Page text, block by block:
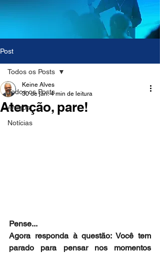
Post
Todos os Posts
Artigos
Notícias
Todos os Posts
Atenção, pare!
Keine Alves
30 de jan. 4 min de leitura
Pense...
Agora responda à questão: Você tem
parado para pensar nos momentos